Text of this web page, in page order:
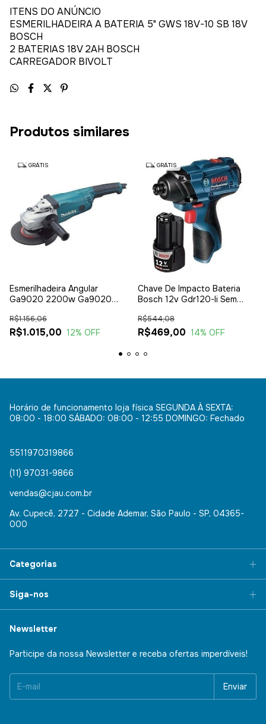
ITENS DO ANÚNCIO
ESMERILHADEIRA A BATERIA 5" GWS 18V-10 SB 18V
BOSCH
2 BATERIAS 18V 2AH BOSCH
CARREGADOR BIVOLT
Produtos similares
GRÁTIS
Esmerilhadeira Angular
Ga9020 2200w Ga9020
R$1.015,00
R$1.156,06
12% OFF
GRÁTIS
Chave De Impacto Bateria
Bosch 12v Gdr120-li Sem
R$469,00
R$544,08
14% OFF
Horário de funcionamento loja física SEGUNDA À SEXTA:
08:00 - 18:00 SÁBADO: 08:00 - 12:55 DOMINGO: Fechado
5511970319866
(11) 97031-9866
vendas@cjau.com.br
Av. Cupecê, 2727 - Cidade Ademar, São Paulo - SP, 04365-
000
Categorias
Siga-nos
Newsletter
Participe da nossa Newsletter e receba ofertas imperdíveis!